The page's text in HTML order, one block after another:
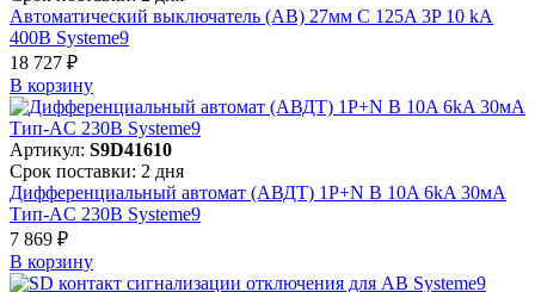
Автоматический выключатель (АВ) 27мм C 125A 3P 10 kA
400В Systeme9
18 727 ₽
В корзинy
Артикул: S9D41610
Срок поставки: 2 дня
Дифференциальный автомат (АВДТ) 1P+N B 10A 6kA 30мА
Тип-AC 230В Systeme9
7 869 ₽
В корзинy